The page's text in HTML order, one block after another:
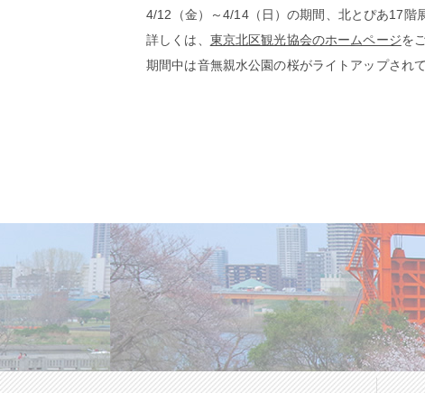
4/12（金）～4/14（日）の期間、北とぴあ17階
詳しくは、 東京北区観光協会のホームページを
期間中は音無親水公園の桜がライトアップされ